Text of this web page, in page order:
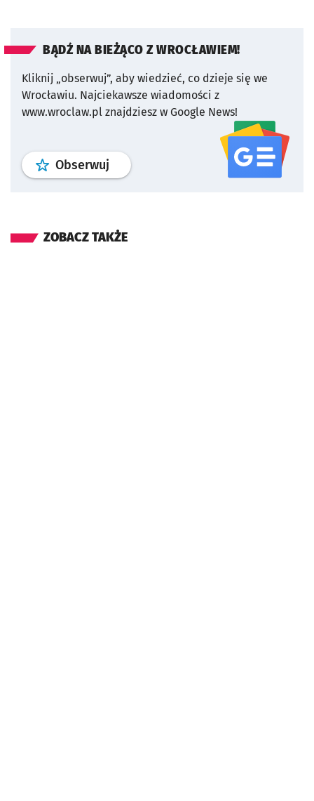
BĄDŹ NA BIEŻĄCO Z WROCŁAWIEM!
Kliknij „obserwuj”, aby wiedzieć, co dzieje się we
Wrocławiu. Najciekawsze wiadomości z
www.wroclaw.pl znajdziesz w Google News!
Obserwuj profil serwisu
ZOBACZ TAKŻE